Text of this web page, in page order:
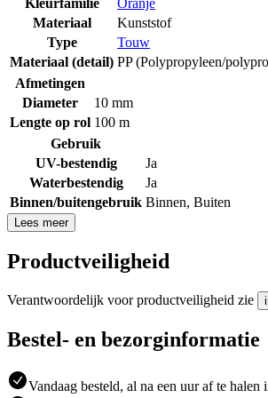
Kleurfamilie
Oranje
Materiaal
Kunststof
Type
Touw
Materiaal (detail) PP (Polypropyleen/
Afmetingen
Diameter
10 mm
Lengte op rol 100 m
Gebruik
UV-bestendig
Ja
Waterbestendig
Ja
Binnen/buitengebruik Binnen, Buiten
Lees meer
Productveiligheid
Verantwoordelijk voor productveiligheid zie
Bestel- en bezorginformatie
Vandaag besteld, al na een uur af te